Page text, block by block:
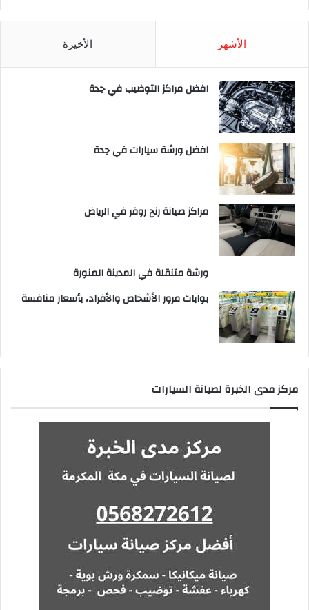
الأشهر الأخيرة
افضل مراكز التوضيب في جدة
افضل ورشة سيارات في جدة
مراكز صيانة رنج روفر في الرياض
ورشة متنقلة في المدينة المنورة
بوابات مرور الأشخاص والأفراد، بأسعار منافسة
مركز مدى الخبرة لصيانة السيارات